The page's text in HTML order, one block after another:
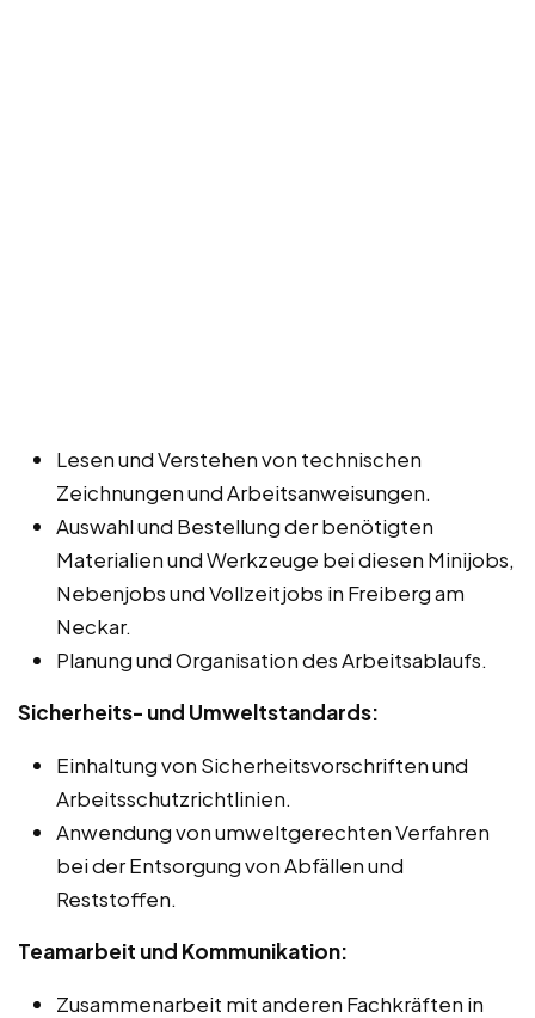
Lesen und Verstehen von technischen
Zeichnungen und Arbeitsanweisungen.
Auswahl und Bestellung der benötigten
Materialien und Werkzeuge bei diesen Minijobs,
Nebenjobs und Vollzeitjobs in Freiberg am
Neckar.
Planung und Organisation des Arbeitsablaufs.
Sicherheits- und Umweltstandards:
Einhaltung von Sicherheitsvorschriften und
Arbeitsschutzrichtlinien.
Anwendung von umweltgerechten Verfahren
bei der Entsorgung von Abfällen und
Reststoffen.
Teamarbeit und Kommunikation:
Zusammenarbeit mit anderen Fachkräften in